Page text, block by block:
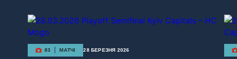
83 МАТЧІ 28 БЕРЕЗНЯ 2026